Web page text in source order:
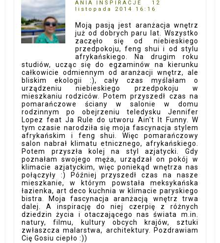
ANIA INSPIRACJE
12
listopada 2014 16:16
Moją pasją jest aranżacja wnętrz
już od dobrych paru lat. Wszystko
zaczęło się od niebieskiego
przedpokoju, feng shui i od stylu
afrykańskiego. Na drugim roku
studiów, ucząc się do egzaminów na kierunku
całkowicie odmiennym od aranżacji wnętrz, ale
bliskim ekologii :), cały czas myślałam o
urządzeniu niebieskiego przedpokoju w
mieszkaniu rodziców. Potem przyszedł czas na
pomarańczowe ściany w salonie w domu
rodzinnym po obejrzeniu teledysku Jennifer
Lopez feat Ja Rule do utworu Ain't It Funny. W
tym czasie narodziła się moja fascynacja stylem
afrykańskim i feng shui. Więc pomarańczowy
salon nabrał klimatu etnicznego, afrykańskiego.
Potem przyszła kolej na styl azjatycki. Gdy
poznałam swojego męża, urządzał on pokój w
klimacie azjatyckim, więc poniekąd wnętrza nas
połączyły :) Później przyszedł czas na nasze
mieszkanie, w którym powstała meksykańska
łazienka, art deco kuchnia w klimacie paryskiego
bistra. Moja fascynacja aranżacją wnętrz trwa
dalej. A inspirację do niej czerpię z różnych
dziedzin życia i otaczającego nas świata m.in.
natury, filmu, kultury obcych krajów, sztuki
zwłaszcza malarstwa, architektury. Pozdrawiam
Cię Gosiu ciepło :))